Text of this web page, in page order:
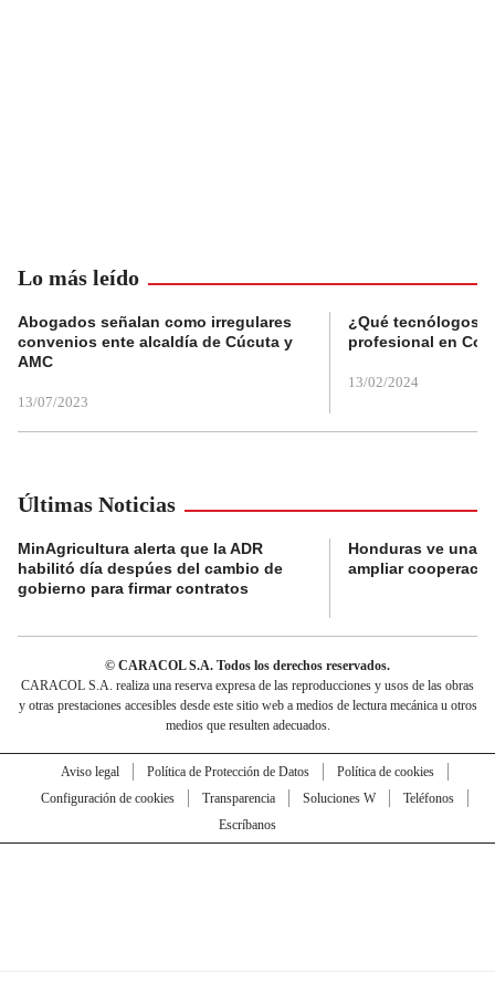
Lo más leído
Abogados señalan como irregulares
convenios ente alcaldía de Cúcuta y
AMC
13/07/2023
¿Qué tecnólogos
profesional en
13/02/2024
Últimas Noticias
MinAgricultura alerta que la ADR
habilitó día despúes del cambio de
gobierno para firmar contratos
Honduras ve una
ampliar
© CARACOL S.A. Todos los derechos reservados.
CARACOL S.A. realiza una reserva expresa de las reproducciones y usos de las obras
y otras prestaciones accesibles desde este sitio web a medios de lectura mecánica u otros
medios que resulten adecuados.
Aviso legal Política de Protección de Datos
Política de cookies
Configuración de cookies
Transparencia Soluciones W
Teléfonos
Escríbanos